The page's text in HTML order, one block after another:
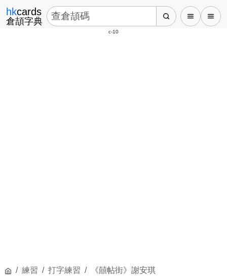
hkcards
倉頡字典
c-10
練習 打字練習 《囍帖街》謝安琪